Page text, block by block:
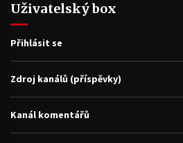
Uživatelský box
Přihlásit se
Zdroj kanálů (příspěvky)
Kanál komentářů